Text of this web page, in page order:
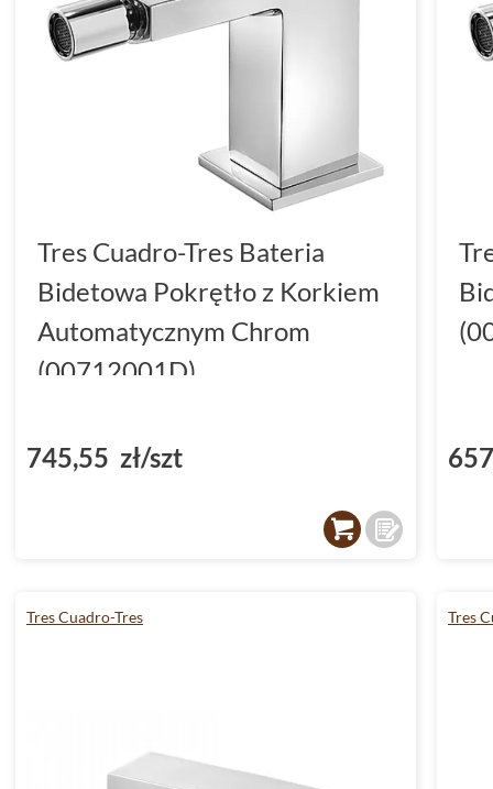
Tres Cuadro-Tres Bateria
Bidetowa Pokrętło z Korkiem
Automatycznym Chrom
(00712001D)
745,55 zł/szt
Tres Cuadro-Tres Tres